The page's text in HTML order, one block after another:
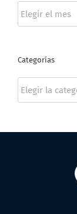
Categorías